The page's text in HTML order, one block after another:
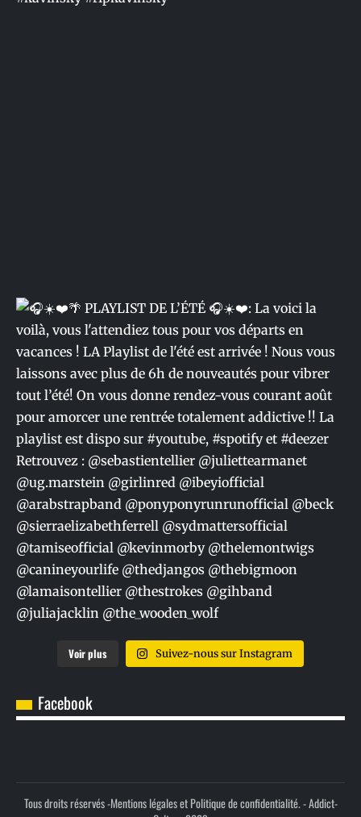
Voir plus Suivez-nous sur Instagram
Facebook
Tous droits réservés -Mentions légales et Politique de confidentialité.- Addict-